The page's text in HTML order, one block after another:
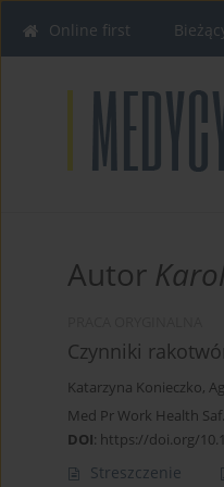
Online first
Autor
Czynniki
Katarzyna Konieczko,
Med Pr Work Health
DOI: https://doi.org/
Streszczenie